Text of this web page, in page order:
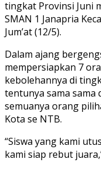
tingkat Provinsi Juni
SMAN 1 Janapria
Jum’at (12/5).
Dalam ajang
mempersiapkan 7
kebolehannya di
tentunya sama sama
semuanya orang
Kota se NTB.
“Siswa yang kami
kami siap rebut